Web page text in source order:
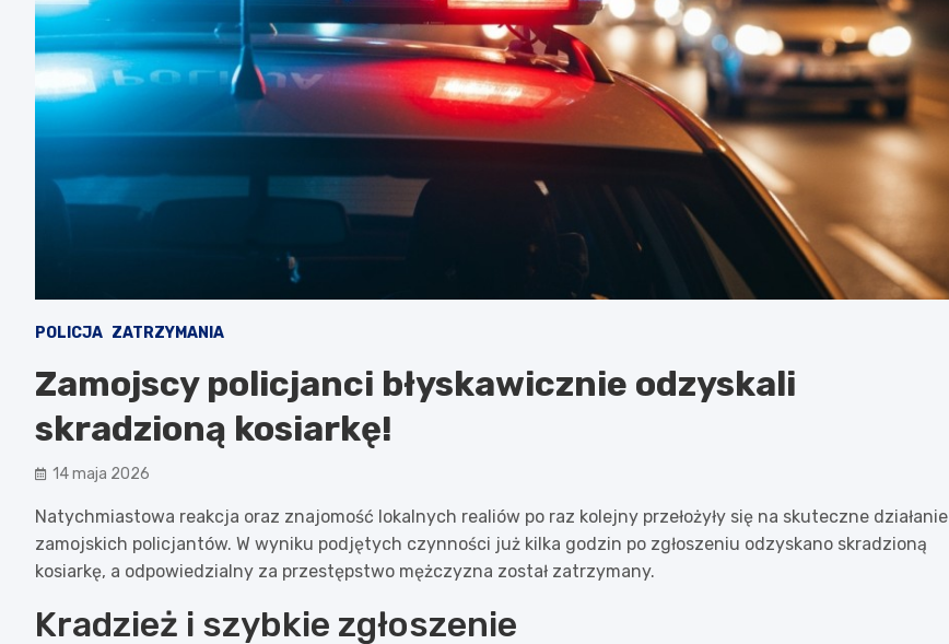
POLICJA ZATRZYMANIA
Zamojscy policjanci błyskawicznie odzyskali
skradzioną kosiarkę!
14 maja 2026
Natychmiastowa reakcja oraz znajomość lokalnych realiów po raz kolejny przełożyły się na skuteczne działanie
zamojskich policjantów. W wyniku podjętych czynności już kilka godzin po zgłoszeniu odzyskano skradzioną
kosiarkę, a odpowiedzialny za przestępstwo mężczyzna został zatrzymany.
Kradzież i szybkie zgłoszenie